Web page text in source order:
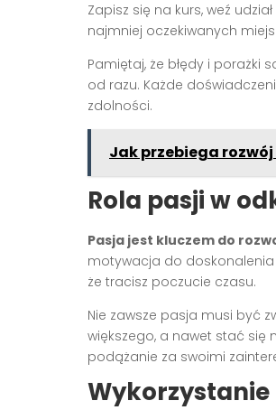
Zapisz się na kurs, weź
najmniej oczekiwanych
Pamiętaj, że błędy i porażki
od razu. Każde
zdolności.
Jak przebiega
Rola pasji w
Pasja jest kluczem do
motywacja do doskonalenia
że tracisz poczucie czasu.
Nie zawsze pasja musi być
większego, a nawet stać się
podążanie za swoimi
Wykorzystanie